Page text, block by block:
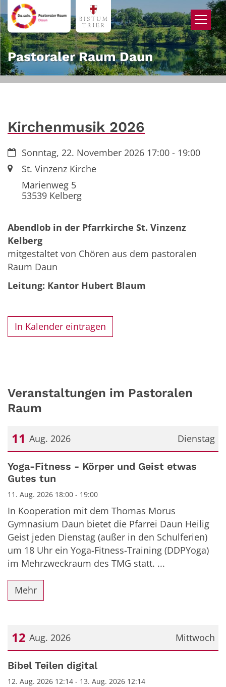
Zum Inhalt springen
Pastoraler Raum Daun
Kirchenmusik 2026
Datum:Sonntag, 22. November 2026 17:00 - 19:00
Ort:St. Vinzenz Kirche
Marienweg 5
53539Kelberg
Abendlob in der Pfarrkirche St. Vinzenz
Kelberg
mitgestaltet von Chören aus dem pastoralen
Raum Daun
Leitung: Kantor Hubert Blaum
In Kalender eintragen
Veranstaltungen im Pastoralen
Raum
Dienstag
11 Aug. 2026
Datum: 11. August 2026
Yoga-Fitness - Körper und Geist etwas
Gutes tun
11. Aug. 2026 18:00 - 19:00
In Kooperation mit dem Thomas Morus
Gymnasium Daun bietet die Pfarrei Daun Heilig
Geist jeden Dienstag (außer in den Schulferien)
um 18 Uhr ein Yoga-Fitness-Training (DDPYoga)
im Mehrzweckraum des TMG statt. ...
Mehr
Mittwoch
12 Aug. 2026
Datum: 12. August 2026
Bibel Teilen digital
12. Aug. 2026 12:14 - 13. Aug. 2026 12:14